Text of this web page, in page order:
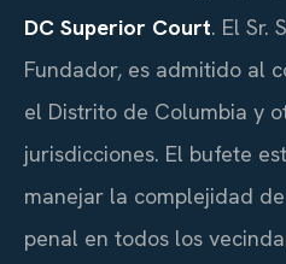
DC Superior Court. El Sr.
Fundador, es admitido al
el Distrito de Columbia y
jurisdicciones. El bufete
manejar la complejidad
penal en todos los